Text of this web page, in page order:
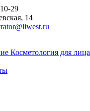
29
14
Косметология для лица